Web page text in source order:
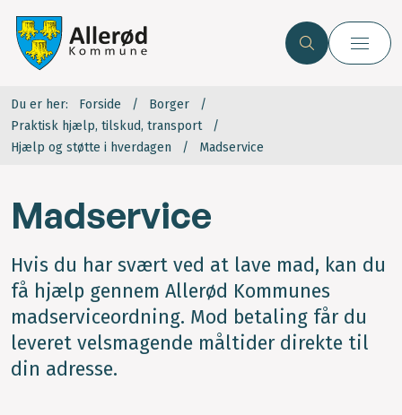
Du er her: Forside
Borger
Praktisk hjælp, tilskud, transport
Hjælp og støtte i hverdagen
Madservice
Madservice
Hvis du har svært ved at lave mad, kan du
få hjælp gennem Allerød Kommunes
madserviceordning. Mod betaling får du
leveret velsmagende måltider direkte til
din adresse.